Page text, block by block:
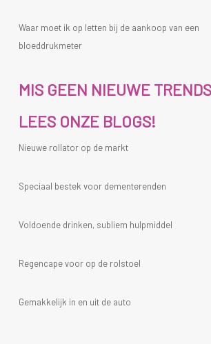
Waar moet ik op letten bij de aankoop van een
bloeddrukmeter
MIS GEEN NIEUWE
LEES ONZE BLOGS!
Nieuwe rollator op de markt
Speciaal bestek voor dementerenden
Voldoende drinken, subliem hulpmiddel
Regencape voor op de rolstoel
Gemakkelijk in en uit de auto